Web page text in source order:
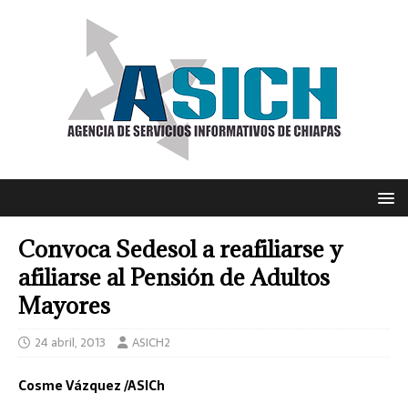
Convoca Sedesol a reafiliarse y
afiliarse al Pensión de Adultos
Mayores
24 abril, 2013 ASICH2
Cosme Vázquez /ASICh